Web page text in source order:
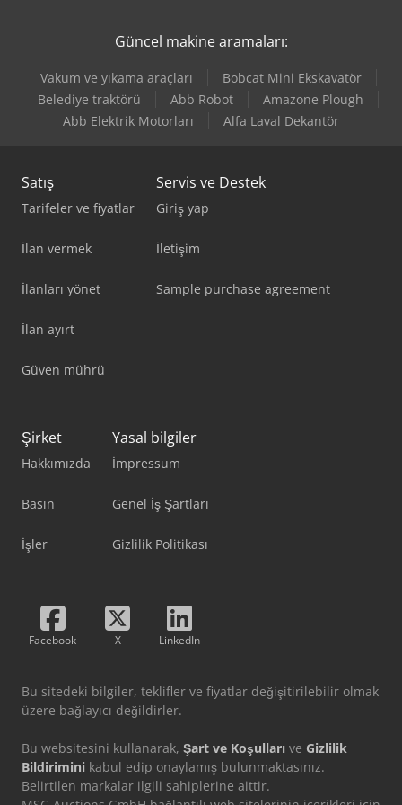
Kami Dkm 410L
Lvd Ppeb 400/61
Matsuura H.plus-300 Pc-5
Güncel makine aramaları:
Vakum ve yıkama araçları
Bobcat Mini Ekskavatör
Belediye traktörü
Abb Robot
Amazone Plough
Abb Elektrik Motorları
Alfa Laval Dekantör
Satış
Tarifeler ve fiyatlar
İlan vermek
İlanları yönet
İlan ayırt
Güven mührü
Servis ve Destek
Giriş yap
İletişim
Sample purchase agreement
Şirket
Hakkımızda
Basın
İşler
Yasal bilgiler
İmpressum
Genel İş Şartları
Gizlilik Politikası
Facebook X LinkedIn
Bu sitedeki bilgiler, teklifler ve fiyatlar değişitirilebilir olmak
üzere bağlayıcı değildirler.
Bu websitesini kullanarak, Şart ve Koşulları ve Gizlilik
Bildirimini kabul edip onaylamış bulunmaktasınız.
Belirtilen markalar ilgili sahiplerine aittir.